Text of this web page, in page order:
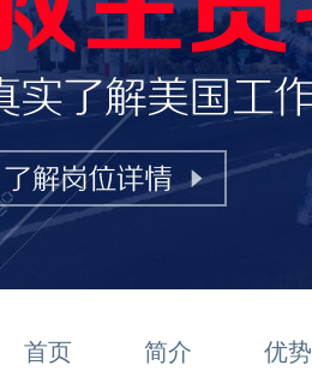
首页 简介 优势